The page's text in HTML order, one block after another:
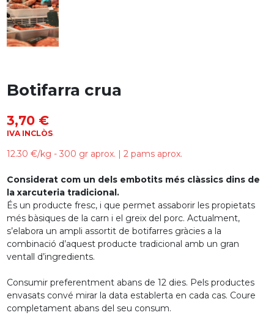
Botifarra crua
3,70 €
IVA INCLÒS
12.30 €/kg - 300 gr aprox. | 2 pams aprox.
Considerat com un dels embotits més clàssics dins de
la xarcuteria tradicional.
És un producte fresc, i que permet assaborir les propietats
més bàsiques de la carn i el greix del porc. Actualment,
s’elabora un ampli assortit de botifarres gràcies a la
combinació d’aquest producte tradicional amb un gran
ventall d’ingredients.
Consumir preferentment abans de 12 dies. Pels productes
envasats convé mirar la data establerta en cada cas. Coure
completament abans del seu consum.